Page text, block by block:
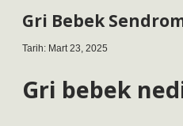
Gri Bebek
Tarih: Mart 23, 2025
Gri bebek